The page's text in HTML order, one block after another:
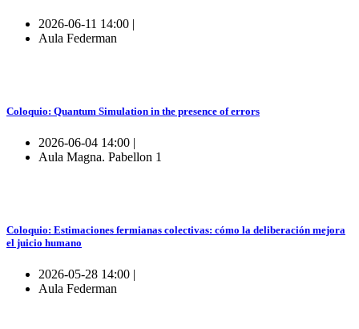
2026-06-11 14:00 |
Aula Federman
Coloquio: Quantum Simulation in the presence of errors
2026-06-04 14:00 |
Aula Magna. Pabellon 1
Coloquio: Estimaciones fermianas colectivas: cómo la deliberación mejora
el juicio humano
2026-05-28 14:00 |
Aula Federman